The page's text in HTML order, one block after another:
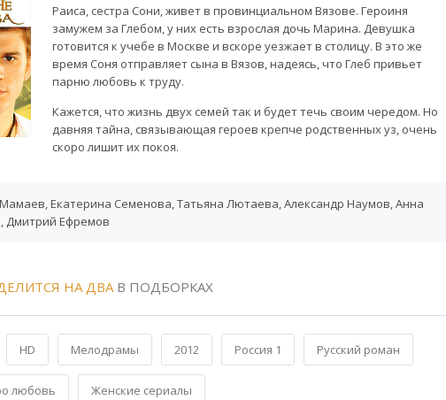
Раиса, сестра Сони, живет в провинциальном Вязове. Героиня
замужем за Глебом, у них есть взрослая дочь Марина. Девушка
готовится к учебе в Москве и вскоре уезжает в столицу. В это же
время Соня отправляет сына в Вязов, надеясь, что Глеб привьет
парню любовь к труду.
Кажется, что жизнь двух семей так и будет течь своим чередом. Но
давняя тайна, связывающая героев крепче родственных уз, очень
скоро лишит их покоя.
Екатерина Семенова, Татьяна Лютаева, Александр Наумов, Анна
Дмитрий Ефремов
НА ДВАВ ПОДБОРКАХ
HD Мелодрамы 2012 Россия 1 Русский роман
любовь Женские сериалы